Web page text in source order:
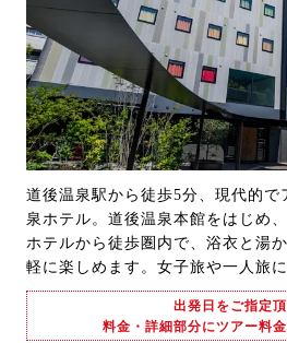
道後温泉駅から徒歩5分、現代的で
泉ホテル。道後温泉本館をはじめ
ホテルから徒歩圏内で、浴衣と湯
軽に楽しめます。女子旅や一人旅
出発日をご指定
料金・詳細部分にツアー料